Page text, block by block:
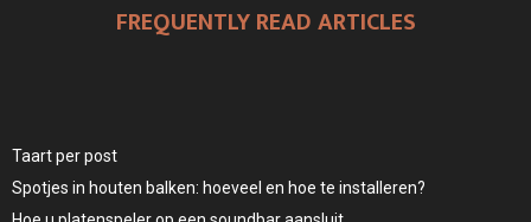
FREQUENTLY READ ARTICLES
Taart per post
Spotjes in houten balken: hoeveel en hoe te installeren?